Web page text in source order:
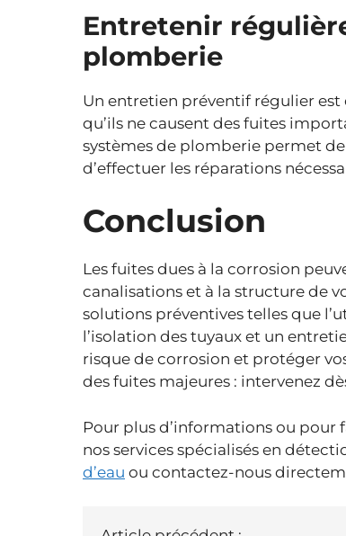
Entretenir
plomberie
Un entretien préventif régulier
qu’ils ne causent des fuites
systèmes de plomberie permet
d’effectuer les réparations
Conclusion
Les fuites dues à la corrosion
canalisations et à la structure de
solutions préventives telles que
l’isolation des tuyaux et un
risque de corrosion et protéger
des fuites majeures : intervenez
Pour plus d’informations ou pour
nos services spécialisés en
d’eau ou contactez-nous